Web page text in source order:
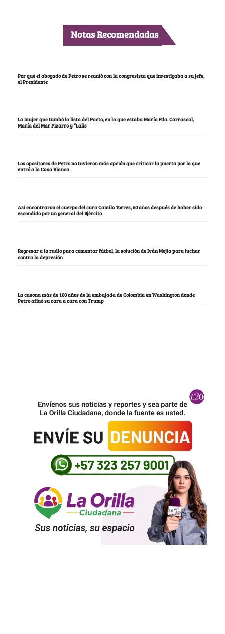
Notas Recomendadas
Por qué el abogado de Petro se reunió con la congresista que investigaba a su jefe,
el Presidente
La mujer que tumbó la lista del Pacto, en la que estaba María Fda. Carrascal,
María del Mar Pizarro y “Lalis
Los opositores de Petro no tuvieron más opción que criticar la puerta por la que
entró a la Casa Blanca
Así encontraron el cuerpo del cura Camilo Torres, 60 años después de haber sido
escondido por un general del Ejército
Regresar a la radio para comentar fútbol, la solución de Iván Mejía para luchar
contra la depresión
La casona más de 100 años de la embajada de Colombia en Washington donde
Petro afinó su cara a cara con Trump